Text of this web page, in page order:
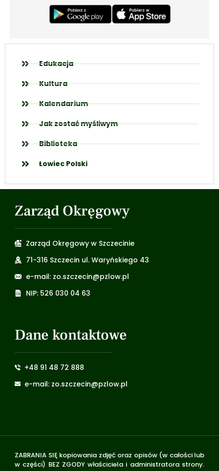
Edukacja
Kultura
Kalendarium
Jak zostać myśliwym
Biblioteka
Łowiec Polski
Zarząd Okręgowy
Zarząd Okręgowy w Szczecinie
71-316 Szczecin ul. Waryńskiego 43
e-mail: zo.szczecin@pzlow.pl
NIP: 526 030 04 63
Dane kontaktowe
+48 91 48 72 888
e-mail: zo.szczecin@pzlow.pl
ZABRANIA SIĘ kopiowania zdjęć oraz opisów (w całości lub
w części) BEZ ZGODY właściciela i administratora strony.